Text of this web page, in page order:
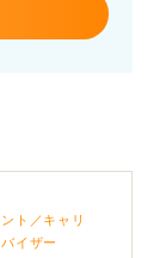
してもらう
ると嬉しい
ト／キャリ
イザー